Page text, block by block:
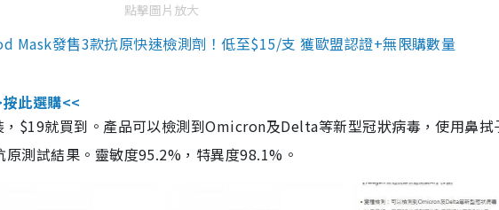
點擊圖片放大
Mask發售3款抗原快速檢測劑！低至$15/支 獲歐盟認證+無限購數量
此選購<<
$19就買到。產品可以檢測到Omicron及Delta等新型冠狀病毒，使用鼻拭
測試結果。靈敏度95.2%，特異度98.1%。